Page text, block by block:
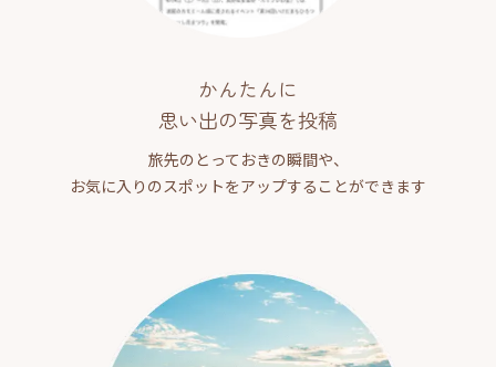
かんたんに
思い出の写真を投稿
旅先のとっておきの瞬間や、
お気に入りのスポットをアップすることができます